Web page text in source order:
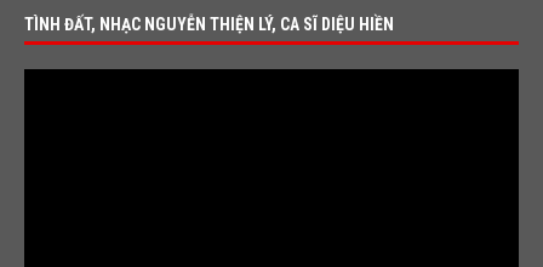
TÌNH ĐẤT, NHẠC NGUYỄN THIỆN LÝ, CA SĨ DIỆU HIỀN